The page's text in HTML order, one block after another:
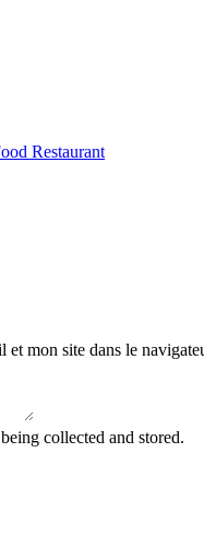
Restaurant
et mon site dans le
collected and stored.